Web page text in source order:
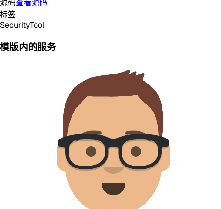
源码查看源码
标签
SecurityTool
模版内的服务